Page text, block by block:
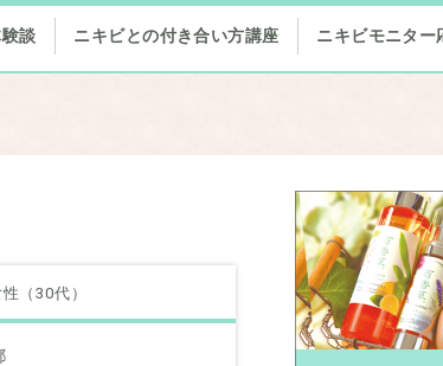
談 ニキビとの付き合い方講座 ニキビモニター
（30代）